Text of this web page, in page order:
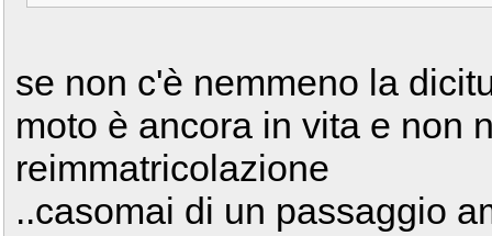
se non c'è nemmeno la
moto è ancora in vita e non
reimmatricolazione
..casomai di un passaggio